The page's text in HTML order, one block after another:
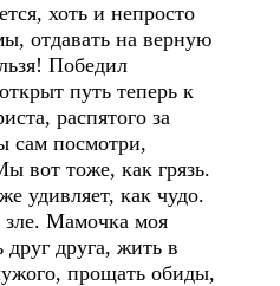
хоть и непросто
отдавать на верную
Победил
путь теперь к
распятого за
сам посмотри,
вот тоже, как грязь.
удивляет, как чудо.
зле. Мамочка моя
друга, жить в
прощать обиды,